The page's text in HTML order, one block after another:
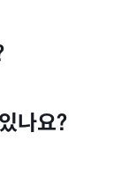
나요?